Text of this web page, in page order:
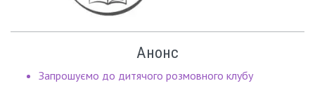
Анонс
Запрошуємо до дитячого розмовного клубу